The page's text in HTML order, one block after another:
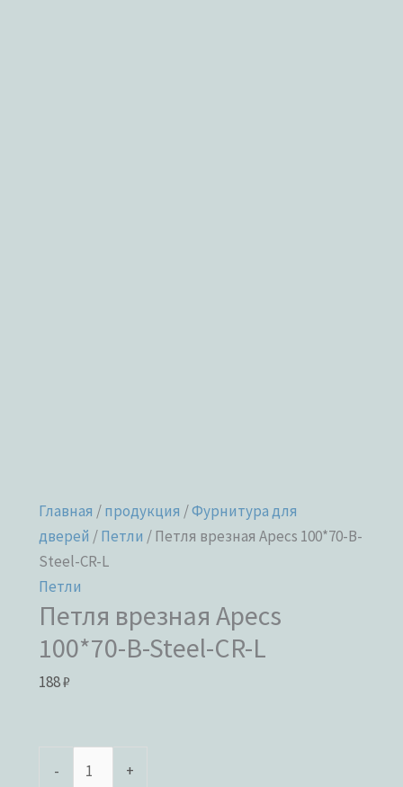
Главная /продукция /Фурнитура для
дверей /Петли / Петля врезная Apecs 100*70-B-
Steel-CR-L
Петли
Петля врезная Apecs
100*70-B-Steel-CR-L
188₽
- +